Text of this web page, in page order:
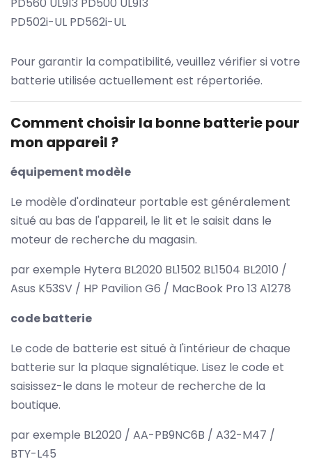
PD502i-UL PD562i-UL
Pour garantir la compatibilité, veuillez vérifier si votre
batterie utilisée actuellement est répertoriée.
Comment choisir la bonne batterie pour
mon appareil ?
équipement modèle
Le modèle d'ordinateur portable est généralement
situé au bas de l'appareil, le lit et le saisit dans le
moteur de recherche du magasin.
par exemple Hytera BL2020 BL1502 BL1504 BL2010 /
Asus K53SV / HP Pavilion G6 / MacBook Pro 13 A1278
code batterie
Le code de batterie est situé à l'intérieur de chaque
batterie sur la plaque signalétique. Lisez le code et
saisissez-le dans le moteur de recherche de la
boutique.
par exemple BL2020 / AA-PB9NC6B / A32-M47 /
BTY-L45